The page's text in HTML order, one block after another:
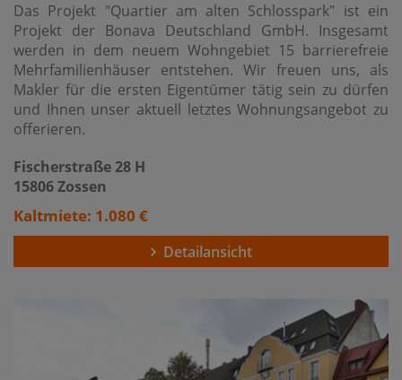
Das Projekt "Quartier am alten Schlosspark" ist ein
Projekt der Bonava Deutschland GmbH. Insgesamt
werden in dem neuem Wohngebiet 15 barrierefreie
Mehrfamilienhäuser entstehen. Wir freuen uns, als
Makler für die ersten Eigentümer tätig sein zu dürfen
und Ihnen unser aktuell letztes Wohnungsangebot zu
offerieren.
Fischerstraße 28 H
15806 Zossen
Kaltmiete: 1.080 €
Detailansicht